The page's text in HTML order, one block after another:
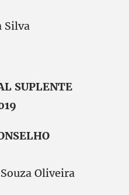
Silva
SUPLENTE
Oliveira